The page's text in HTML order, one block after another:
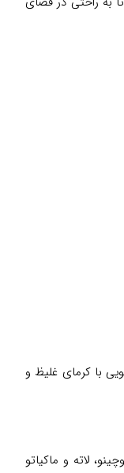
با کرمای غلیظ و
لاته و ماکیاتو